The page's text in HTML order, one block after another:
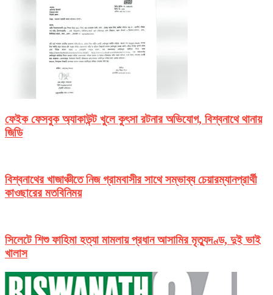
ফেইক ফেসবুক অ্যাকাউন্ট খুলে কুৎসা রটনার অভিযোগ, বিশ্বনাথে থানায়
জিডি
বিশ্বনাথের খাজাঞ্চীতে নিজ গ্রামবাসীর সাথে সম্ভাব্য চেয়ারম্যানপ্রার্থী
কাওছারের মতবিনিময়
সিলেটে শিশু ফাহিমা হত্যা মামলায় প্রধান আসামির মৃত্যুদণ্ড, দুই ভাই
খালাস